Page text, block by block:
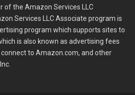
of the Amazon Services LLC
Services LLC Associate program is
program which supports sites to
is also known as advertising fees
to Amazon.com, and other